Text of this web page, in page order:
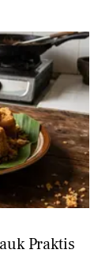
Praktis